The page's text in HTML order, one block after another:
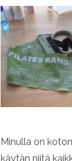
Minulla on
käytän niitä